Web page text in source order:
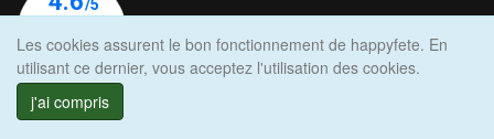
Les cookies assurent le bon fonctionnement de happyfete. En
utilisant ce dernier, vous acceptez l'utilisation des cookies.
j'ai compris